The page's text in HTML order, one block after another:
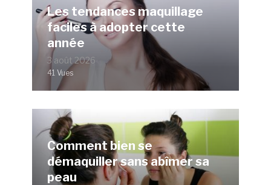
Les tendances maquillage
faciles à adopter cette
année
3 août 2026
41 Vues
Comment bien se
démaquiller sans abîmer sa
peau